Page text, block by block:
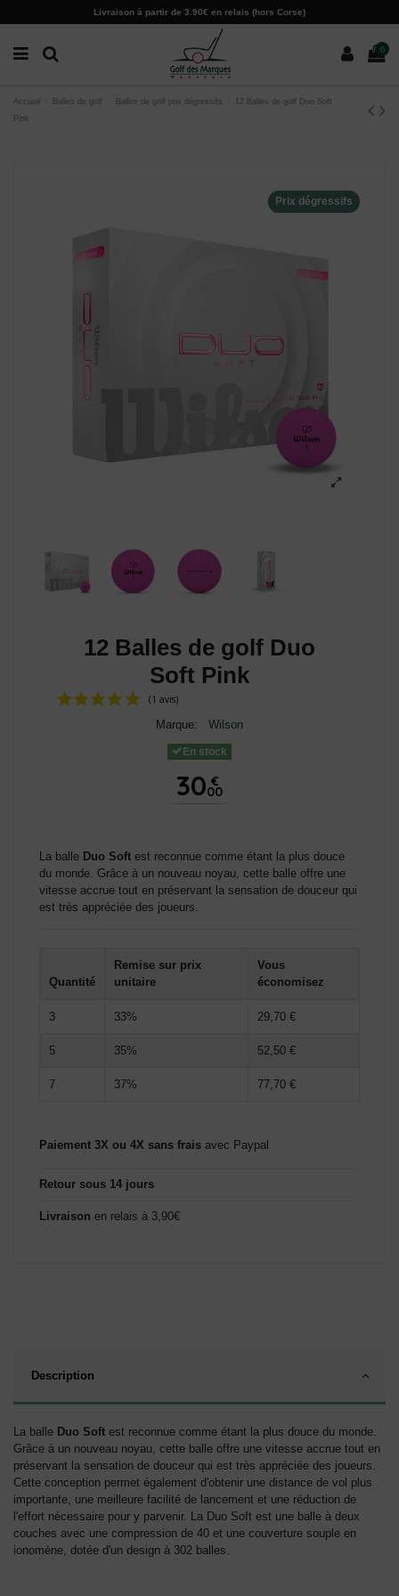
Livraison à partir de 3.90€ en relais (hors Corse)
0
Accueil Balles de golf Balles de golf prix dégressifs
12 Balles de golf Duo Soft
Pink
Prix dégressifs
12 Balles de golf Duo
Soft Pink
Marque: Wilson
En stock
30 €
00
La balle Duo Soft est reconnue comme étant la plus douce
du monde. Grâce à un nouveau noyau, cette balle offre une
vitesse accrue tout en préservant la sensation de douceur qui
est très appréciée des joueurs.
Quantité
Remise sur prix
unitaire
Vous
économisez
3 33% 29,70 €
5 35% 52,50 €
7 37% 77,70 €
Paiement 3X ou 4X sans frais avec Paypal
Retour sous 14 jours
Livraison en relais à 3,90€
Description
La balle Duo Soft est reconnue comme étant la plus douce du monde.
Grâce à un nouveau noyau, cette balle offre une vitesse accrue tout en
préservant la sensation de douceur qui est très appréciée des joueurs.
Cette conception permet également d'obtenir une distance de vol plus
importante, une meilleure facilité de lancement et une réduction de
l'effort nécessaire pour y parvenir. La Duo Soft est une balle à deux
couches avec une compression de 40 et une couverture souple en
ionomène, dotée d'un design à 302 balles.
Paramètres des cookies